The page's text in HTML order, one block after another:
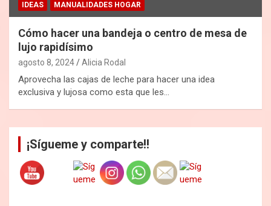
IDEAS MANUALIDADES HOGAR
Cómo hacer una bandeja o centro de mesa de
lujo rapidísimo
agosto 8, 2024 Alicia Rodal
Aprovecha las cajas de leche para hacer una idea
exclusiva y lujosa como esta que les…
¡Sígueme y comparte!!